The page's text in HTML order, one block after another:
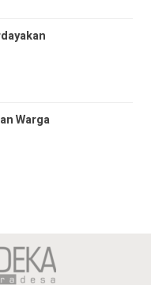
Warga